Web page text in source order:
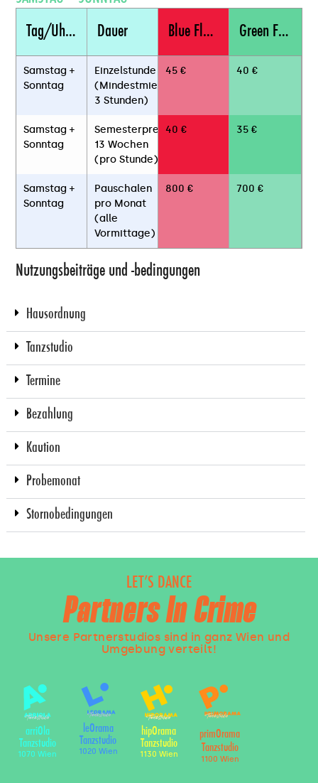
Tag/Uhrzeit
Dauer Blue Floor Green Floor
Samstag +
Sonntag
Einzelstunde
(Mindestmietzeit
3 Stunden)
45 € 40 €
Samstag +
Sonntag
Semesterpreis
13 Wochen
(pro Stunde)
40 € 35 €
Samstag +
Sonntag
Pauschalen
pro Monat
(alle
Vormittage)
800 € 700 €
Nutzungsbeiträge und -bedingungen
Hausordnung
Tanzstudio
Termine
Bezahlung
Kaution
Probemonat
Stornobedingungen
LET’S DANCE
Partners In Crime
Unsere Partnerstudios sind in ganz Wien und
Umgebung verteilt!
arriOla
Tanzstudio
1070 Wien
leOrama
Tanzstudio
1020 Wien
hipOrama
Tanzstudio
1130 Wien
primOrama
Tanzstudio
1100 Wien